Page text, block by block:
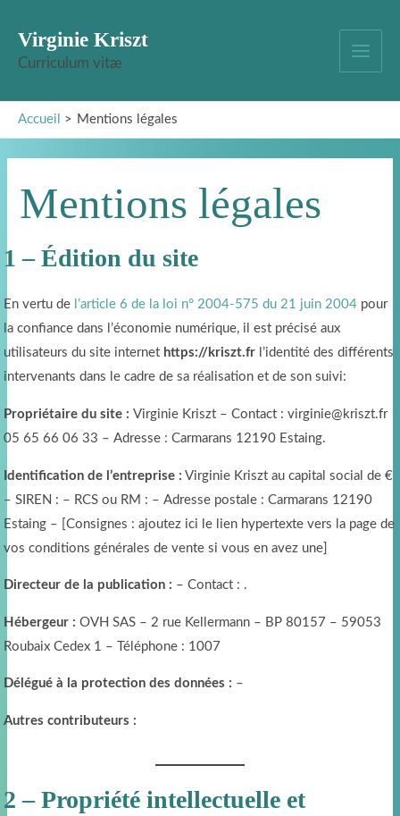
contenu
Virginie Kriszt
Curriculum vitæ
Main
Menu
Accueil Mentions légales
Mentions légales
1 – Édition du site
En vertu de l’article 6 de la loi n° 2004-575 du 21 juin 2004 pour
la confiance dans l’économie numérique, il est précisé aux
utilisateurs du site internet https://kriszt.fr l’identité des différents
intervenants dans le cadre de sa réalisation et de son suivi:
Propriétaire du site :Virginie Kriszt – Contact : virginie@kriszt.fr
05 65 66 06 33 – Adresse : Carmarans 12190 Estaing.
Identification de l’entreprise : Virginie Kriszt au capital social de €
– SIREN : – RCS ou RM : – Adresse postale : Carmarans 12190
Estaing – [Consignes : ajoutez ici le lien hypertexte vers la page de
vos conditions générales de vente si vous en avez une]
Directeur de la publication : – Contact : .
Hébergeur : OVH SAS – 2 rue Kellermann – BP 80157 – 59053
Roubaix Cedex 1 – Téléphone : 1007
Délégué à la protection des données : –
Autres contributeurs :
2 – Propriété intellectuelle et